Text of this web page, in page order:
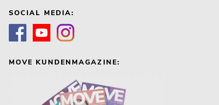
SOCIAL MEDIA:
MOVE KUNDENMAGAZINE: